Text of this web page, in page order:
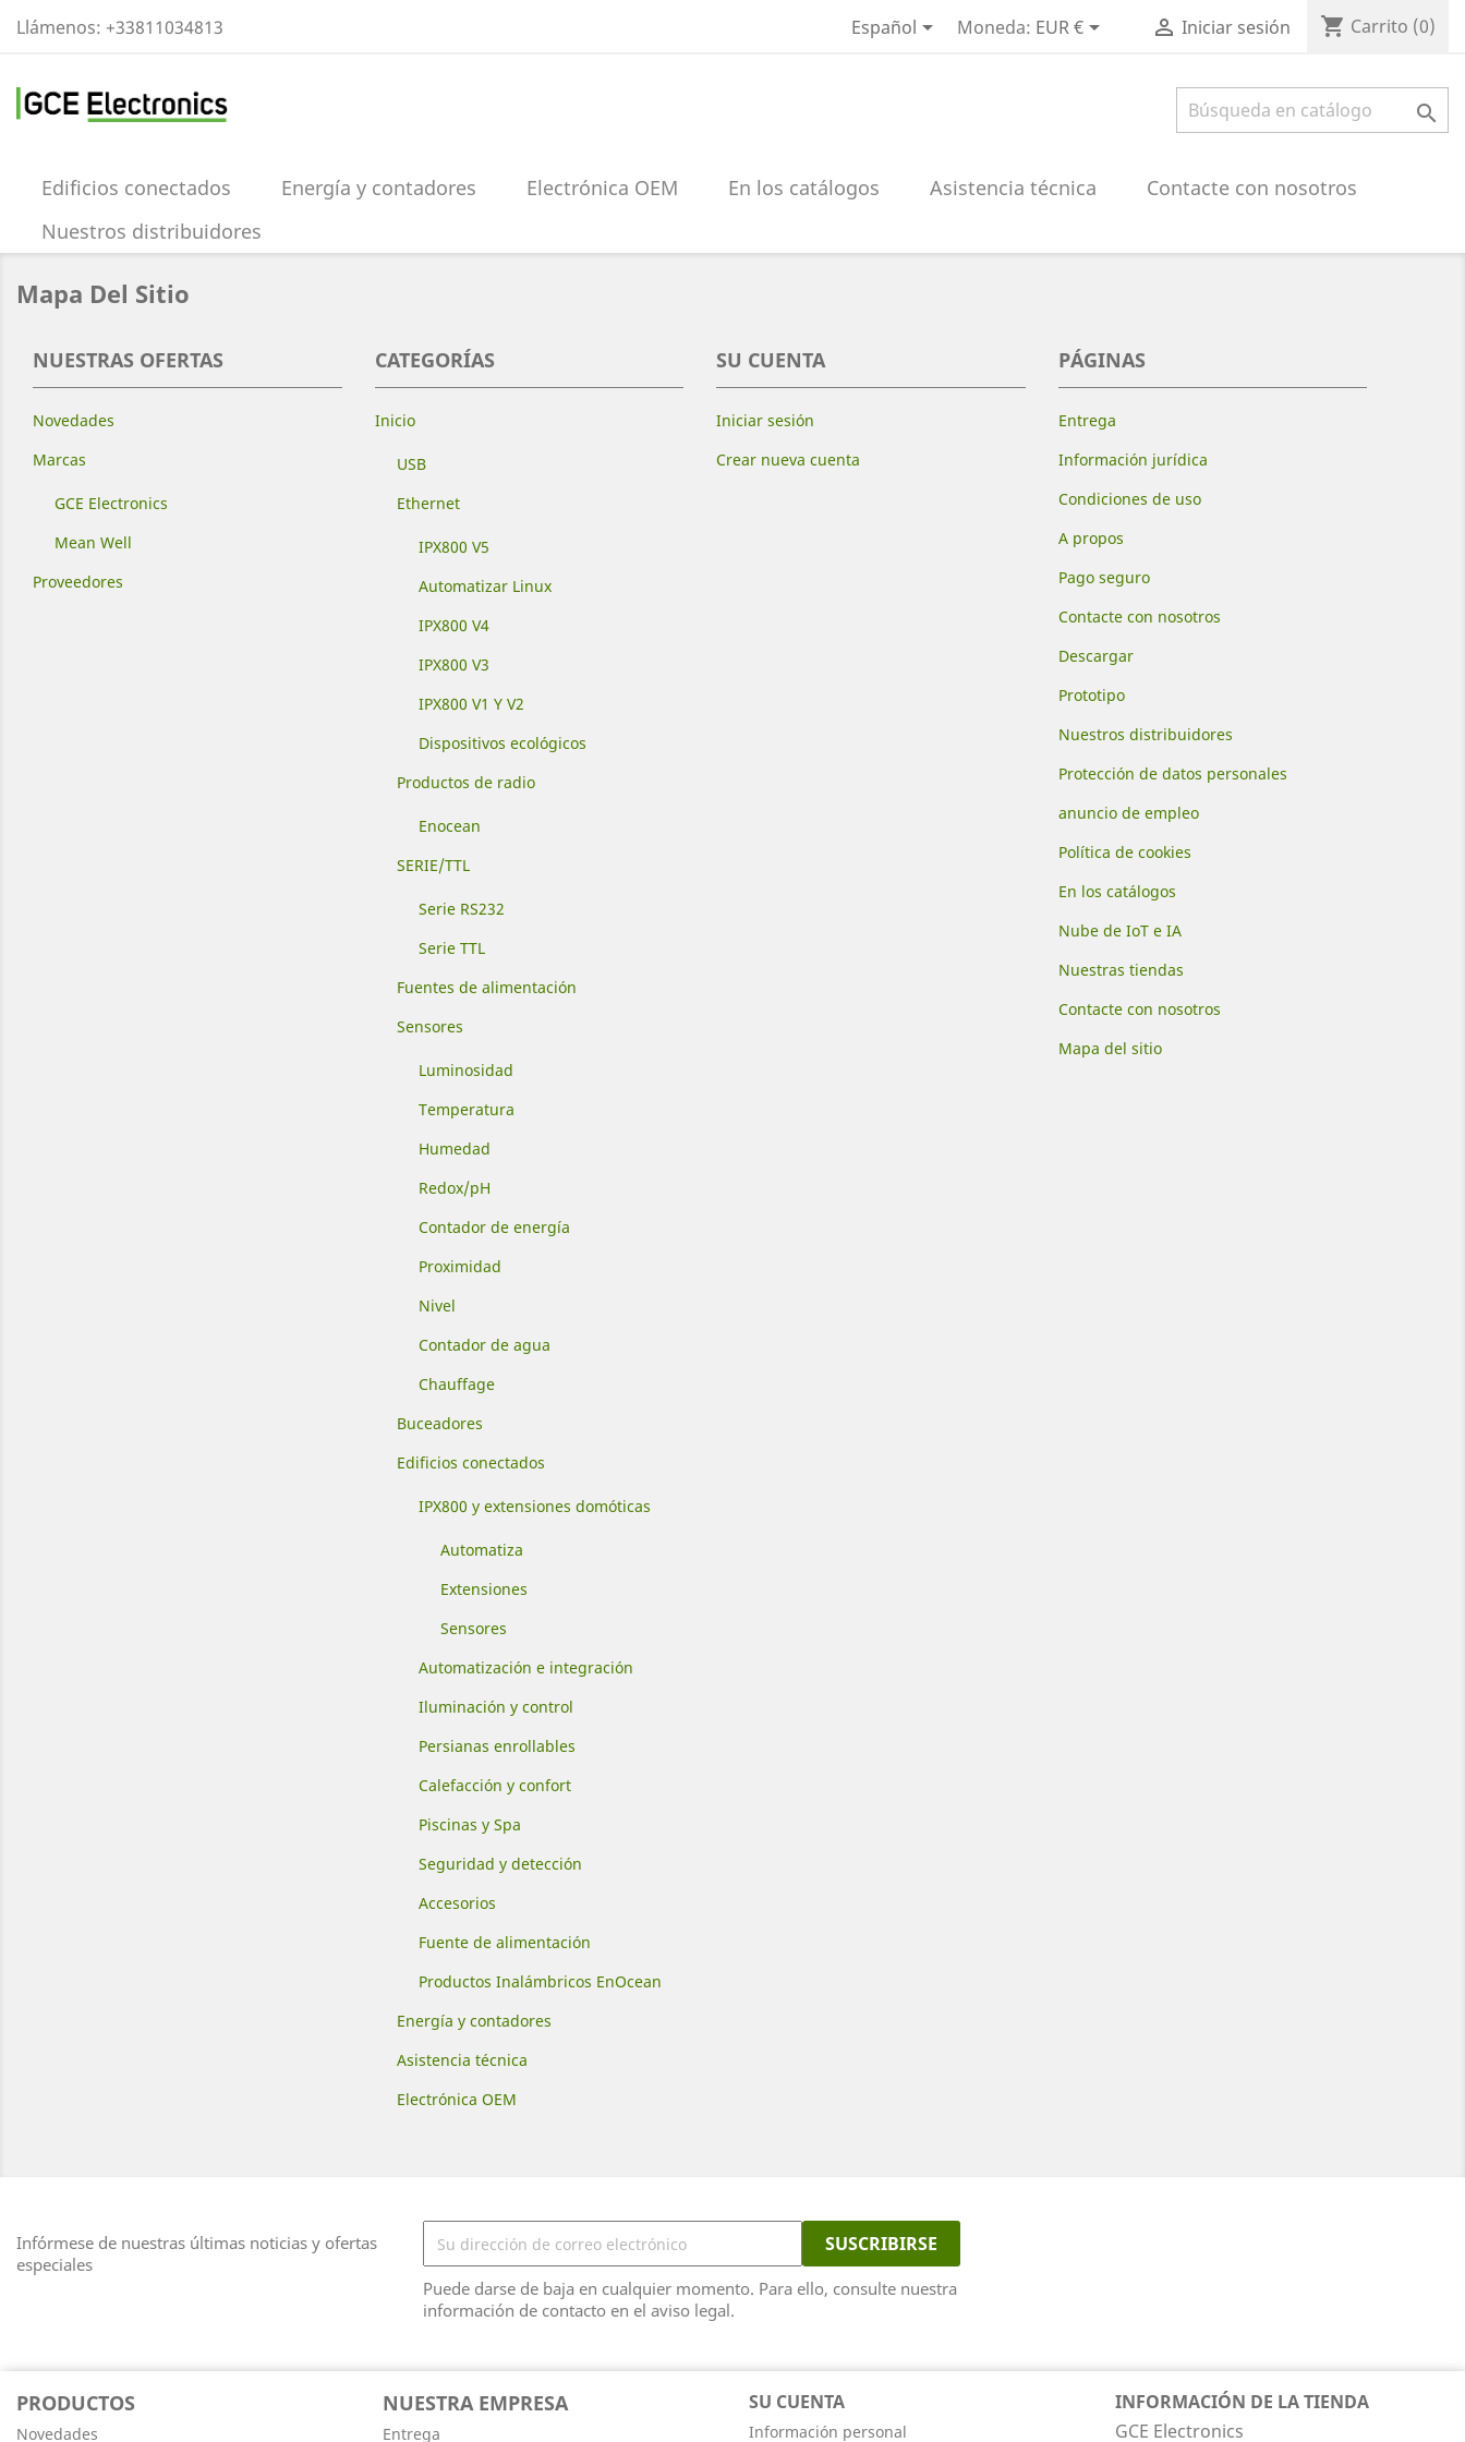
Llámenos: +33811034813 Español Moneda: EUR €  Iniciar sesión shopping_cart Carrito (0)

Edificios conectados Energía y contadores Electrónica OEM En los catálogos Asistencia técnica
Contacte con nosotros
Nuestros distribuidores
Mapa Del Sitio
NUESTRAS OFERTAS
Novedades
Marcas
GCE Electronics
Mean Well
Proveedores
CATEGORÍAS
Inicio
USB
Ethernet
IPX800 V5
Automatizar Linux
IPX800 V4
IPX800 V3
IPX800 V1 Y V2
Dispositivos ecológicos
Productos de radio
Enocean
SERIE/TTL
Serie RS232
Serie TTL
Fuentes de alimentación
Sensores
Luminosidad
Temperatura
Humedad
Redox/pH
Contador de energía
Proximidad
Nivel
Contador de agua
Chauffage
Buceadores
Edificios conectados
IPX800 y extensiones domóticas
Automatiza
Extensiones
Sensores
Automatización e integración
Iluminación y control
Persianas enrollables
Calefacción y confort
Piscinas y Spa
Seguridad y detección
Accesorios
Fuente de alimentación
Productos Inalámbricos EnOcean
Energía y contadores
Asistencia técnica
Electrónica OEM
SU CUENTA
Iniciar sesión
Crear nueva cuenta
PÁGINAS
Entrega
Información jurídica
Condiciones de uso
A propos
Pago seguro
Contacte con nosotros
Descargar
Prototipo
Nuestros distribuidores
Protección de datos personales
anuncio de empleo
Política de cookies
En los catálogos
Nube de IoT e IA
Nuestras tiendas
Contacte con nosotros
Mapa del sitio
Infórmese de nuestras últimas noticias y ofertas
especiales
Puede darse de baja en cualquier momento. Para ello, consulte nuestra
información de contacto en el aviso legal.
PRODUCTOS
Novedades
NUESTRA EMPRESA
Entrega
SU CUENTA
Información personal
INFORMACIÓN DE LA TIENDA
GCE Electronics